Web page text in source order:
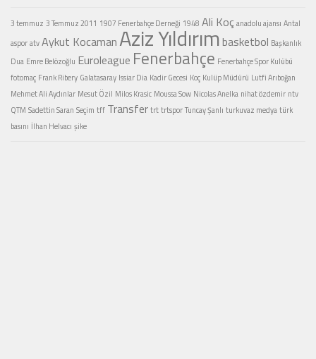
3 temmuz 3 Temmuz 2011 1907 Fenerbahçe Derneği 1948 Ali Koçanadolu ajansı Antal
asporatvAykut Kocaman Aziz Yıldırımbasketbol Başkanlık
Dua Emre Belözoğlu Euroleague Fenerbahçe Fenerbahçe Spor Kulübü
fotomaç Frank Ribery Galatasaray Issiar Dia Kadir Gecesi Koç Kulüp Müdürü Lutfi Arıboğan
Mehmet Ali Aydınlar Mesut Özil Milos Krasic Moussa Sow Nicolas Anelka nihat özdemir ntv
QTM Sadettin Saran Seçim tff TransfertrttrtsporTuncay Şanlı turkuvaz medyatürk
basını İlhan Helvacı şike